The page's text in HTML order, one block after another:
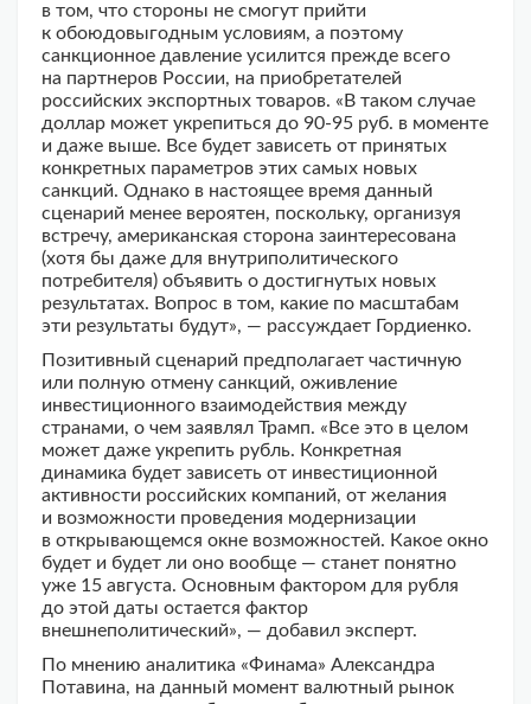
в том, что стороны не смогут прийти
к обоюдовыгодным условиям, а поэтому
санкционное давление усилится прежде всего
на партнеров России, на приобретателей
российских экспортных товаров. «В таком случае
доллар может укрепиться до 90-95 руб. в моменте
и даже выше. Все будет зависеть от принятых
конкретных параметров этих самых новых
санкций. Однако в настоящее время данный
сценарий менее вероятен, поскольку, организуя
встречу, американская сторона заинтересована
(хотя бы даже для внутриполитического
потребителя) объявить о достигнутых новых
результатах. Вопрос в том, какие по масштабам
эти результаты будут», — рассуждает Гордиенко.
Позитивный сценарий предполагает частичную
или полную отмену санкций, оживление
инвестиционного взаимодействия между
странами, о чем заявлял Трамп. «Все это в целом
может даже укрепить рубль. Конкретная
динамика будет зависеть от инвестиционной
активности российских компаний, от желания
и возможности проведения модернизации
в открывающемся окне возможностей. Какое окно
будет и будет ли оно вообще — станет понятно
уже 15 августа. Основным фактором для рубля
до этой даты остается фактор
внешнеполитический», — добавил эксперт.
По мнению аналитика «Финама» Александра
Потавина, на данный момент валютный рынок